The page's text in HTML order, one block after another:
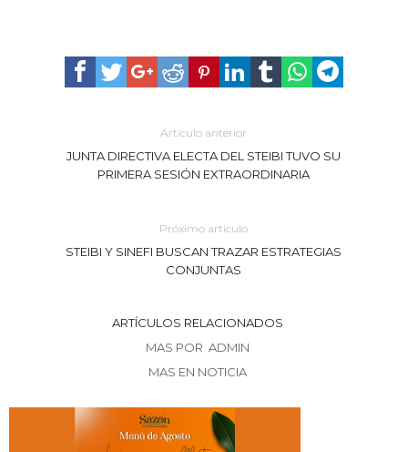
Artículo anterior
JUNTA DIRECTIVA ELECTA DEL STEIBI TUVO SU
PRIMERA SESIÓN EXTRAORDINARIA
Próximo artículo
STEIBI Y SINEFI BUSCAN TRAZAR ESTRATEGIAS
CONJUNTAS
ARTÍCULOS RELACIONADOS
MAS POR ADMIN
MAS EN NOTICIA